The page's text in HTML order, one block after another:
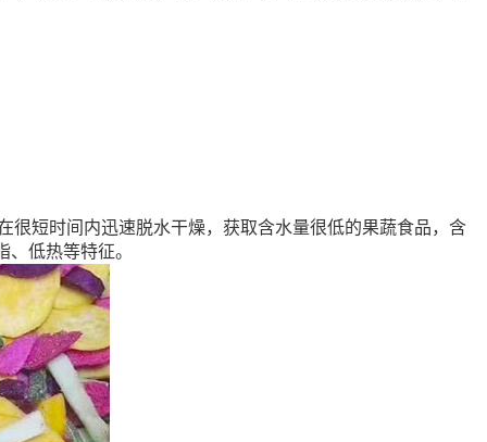
很短时间内迅速脱水干燥，获取含水量很低的果蔬食品，含
低热等特征。